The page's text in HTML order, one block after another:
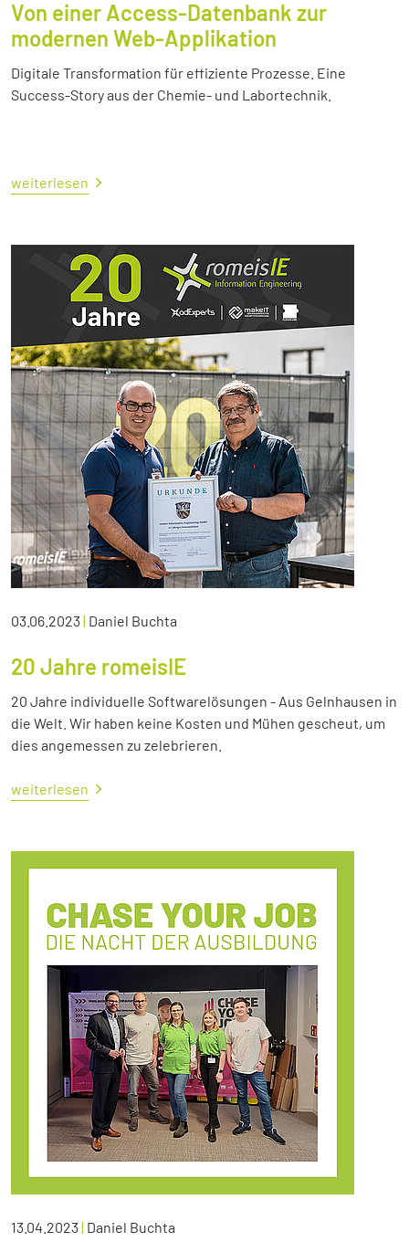
Von einer Access-Datenbank zur
modernen Web-Applikation
Digitale Transformation für effiziente Prozesse. Eine
Success-Story aus der Chemie- und Labortechnik.
weiterlesen
03.06.2023| Daniel Buchta
20 Jahre romeisIE
20 Jahre individuelle Softwarelösungen - Aus Gelnhausen in
die Welt. Wir haben keine Kosten und Mühen gescheut, um
dies angemessen zu zelebrieren.
weiterlesen
13.04.2023| Daniel Buchta